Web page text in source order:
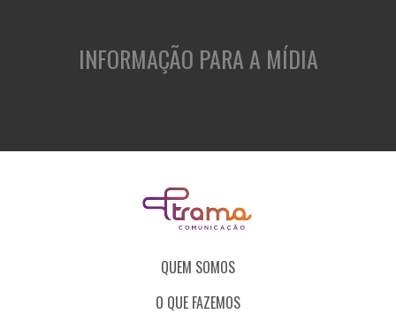
INFORMAÇÃO PARA A MÍDIA
QUEM SOMOS
O QUE FAZEMOS